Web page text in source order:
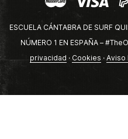
ESCUELA CÁNTABRA DE SURF
NÚMERO 1 EN ESPAÑA –
privacidad · Cookies · Aviso